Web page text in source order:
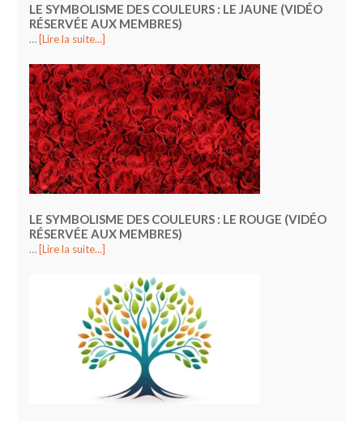
LE SYMBOLISME DES COULEURS : LE JAUNE (VIDÉO
RÉSERVÉE AUX MEMBRES)
… [Lire la suite...]
LE SYMBOLISME DES COULEURS : LE ROUGE (VIDÉO
RÉSERVÉE AUX MEMBRES)
… [Lire la suite...]